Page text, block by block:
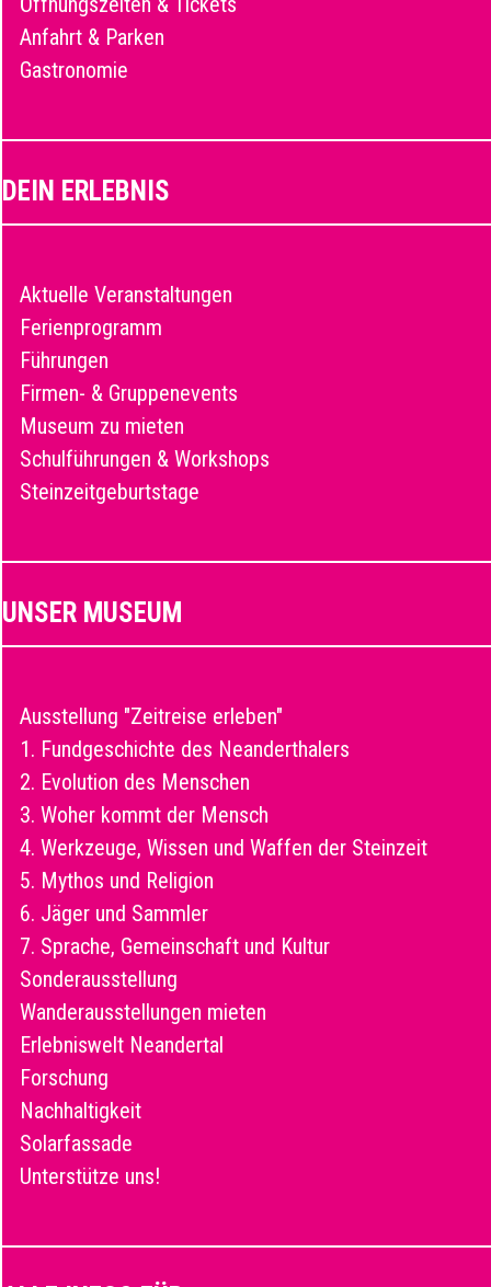
Anfahrt & Parken
Gastronomie
DEIN ERLEBNIS
Aktuelle Veranstaltungen
Ferienprogramm
Führungen
Firmen- & Gruppenevents
Museum zu mieten
Schulführungen & Workshops
Steinzeitgeburtstage
UNSER MUSEUM
Ausstellung "Zeitreise erleben"
1. Fundgeschichte des Neanderthalers
2. Evolution des Menschen
3. Woher kommt der Mensch
4. Werkzeuge, Wissen und Waffen der Steinzeit
5. Mythos und Religion
6. Jäger und Sammler
7. Sprache, Gemeinschaft und Kultur
Sonderausstellung
Wanderausstellungen mieten
Erlebniswelt Neandertal
Forschung
Nachhaltigkeit
Solarfassade
Unterstütze uns!